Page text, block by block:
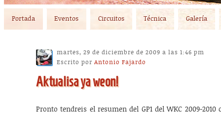
Skip to primary content
Skip to secondary content
Portada Eventos Circuitos Técnica Galería
Aktualisa ya weon!
martes, 29 de diciembre de 2009 a las 1:46 pm
Escrito porAntonio Fajardo
Pronto tendreis el resumen del GP1 del WKC 2009-